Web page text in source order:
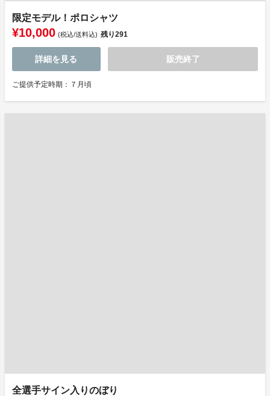
限定モデル！ポロシャツ
¥10,000 (税込/送料込) 残り291
詳細を見る 販売終了
ご提供予定時期：７月頃
全選手サイン入りのぼり